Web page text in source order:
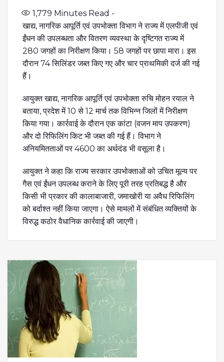
1,779 Minutes Read -
खाद्य, नागरिक आपूर्ति एवं उपभोक्ता विभाग ने राज्य में एलपीजी एवं
ईंधन की उपलब्धता और वितरण व्यवस्था के दृष्टिगत राज्य में
280 जगहों का निरीक्षण किया। 58 जगहों पर छापा मारा। इस
दौरान 74 सिलिंडर जब्त किए गए और चार प्राथमिकी दर्ज की गई
हैं।
आयुक्त खाद्य, नागरिक आपूर्ति एवं उपभोक्ता रुचि मोहन रयाल ने
बताया, प्रदेश में 10 से 12 मार्च तक विभिन्न जिलों में निरीक्षण
किया गया। कार्रवाई के दौरान एक कांटा (वजन माप उपकरण)
और दो रिफिलिंग किट भी जब्त की गई हैं। विभाग ने
अनियमितताओं पर 4600 का अर्थदंड भी वसूला है।
आयुक्त ने कहा कि राज्य सरकार उपभोक्ताओं को उचित मूल्य पर
गैस एवं ईंधन उपलब्ध कराने के लिए पूरी तरह प्रतिबद्ध है और
किसी भी प्रकार की कालाबाजारी, जमाखोरी या अवैध रिफिलिंग
को बर्दाश्त नहीं किया जाएगा। ऐसे मामलों में संबंधित व्यक्तियों के
विरुद्ध कठोर वैधानिक कार्रवाई की जाएगी।